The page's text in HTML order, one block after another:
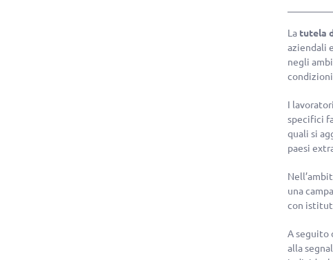
La tutela
aziendali
negli
I
specifici
quali si
paesi
una
con
A seguito
alla